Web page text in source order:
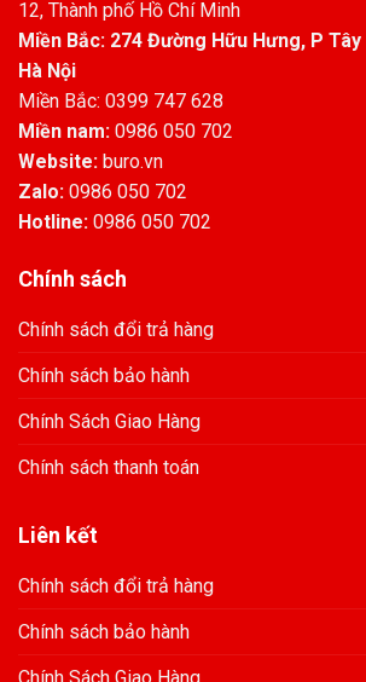
12, Thành phố Hồ Chí Minh
Miền Bắc: 274 Đường Hữu Hưng, P
Hà Nội
Miền Bắc: 0399 747 628
Miền nam: 0986 050 702
Website: buro.vn
Zalo: 0986 050 702
Hotline: 0986 050 702
Chính sách
Chính sách đổi trả hàng
Chính sách bảo hành
Chính Sách Giao Hàng
Chính sách thanh toán
Liên kết
Chính sách đổi trả hàng
Chính sách bảo hành